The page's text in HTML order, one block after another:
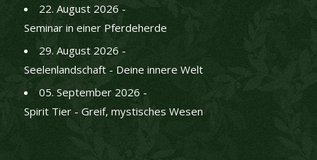
22. August 2026 -
Seminar in einer Pferdeherde
29. August 2026 -
Seelenlandschaft - Deine innere Welt
05. September 2026 -
Spirit Tier - Greif, mystisches Wesen